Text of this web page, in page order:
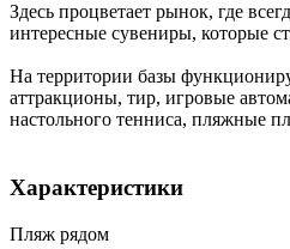
Здесь процветает рынок, где
интересные сувениры, которые
На территории базы
аттракционы, тир, игровые
настольного тенниса, пляжные
Характеристики
Пляж рядом